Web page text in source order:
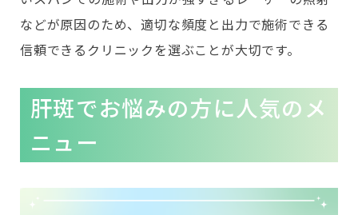
などが原因のため、適切な頻度と出力で施術できる
信頼できるクリニックを選ぶことが大切です。
肝斑でお悩みの方に人気のメ
ニュー